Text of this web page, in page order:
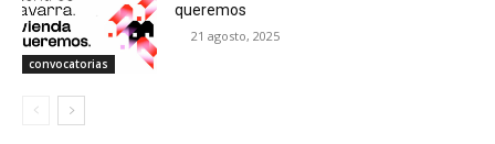
convocatorias
queremos
21 agosto, 2025